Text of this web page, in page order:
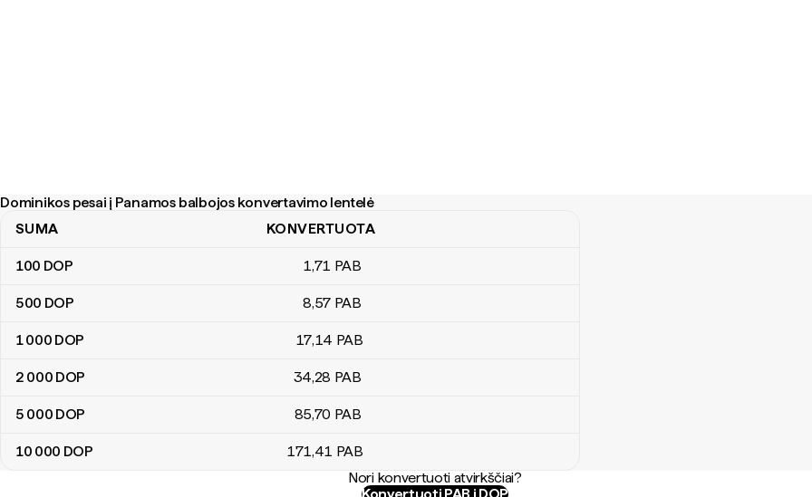
Dominikos pesai į Panamos balbojos konvertavimo lentelė
Dominikos pesai į Panamos balbojos konvertavimo lentelė
SUMA KONVERTUOTA
100 DOP 1,71 PAB
500 DOP 8,57 PAB
1 000 DOP 17,14 PAB
2 000 DOP 34,28 PAB
5 000 DOP 85,70 PAB
10 000 DOP 171,41 PAB
Nori konvertuoti atvirkščiai?